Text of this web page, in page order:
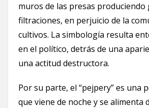
muros de las presas produciendo
filtraciones, en perjuicio de la
cultivos. La simbología resulta
en el político, detrás de una
una actitud destructora.
Por su parte, el “pejpery” es una
que viene de noche y se alimenta